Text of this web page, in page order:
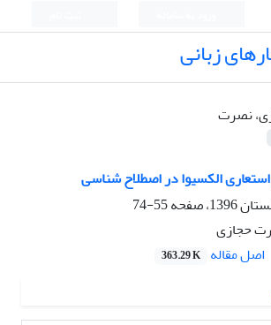
زبانی
نصرت
الکسیوا در اصطلاح ‏شناسی
55-74
حجازی
اصل مقاله 363.29 K